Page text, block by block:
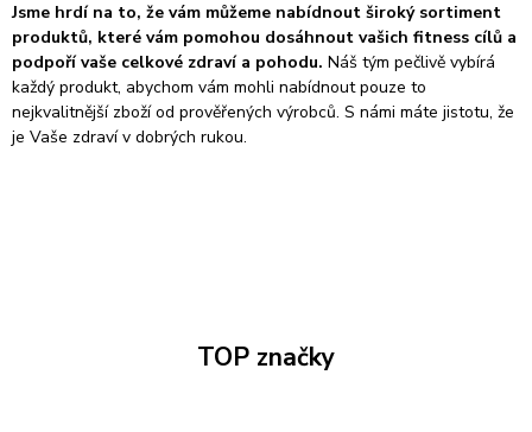
Jsme hrdí na to, že vám můžeme nabídnout široký sortiment
produktů, které vám pomohou dosáhnout vašich fitness cílů a
podpoří vaše celkové zdraví a pohodu. Náš tým pečlivě vybírá
každý produkt, abychom vám mohli nabídnout pouze to
nejkvalitnější zboží od prověřených výrobců. S námi máte jistotu, že
je Vaše zdraví v dobrých rukou.
TOP značky